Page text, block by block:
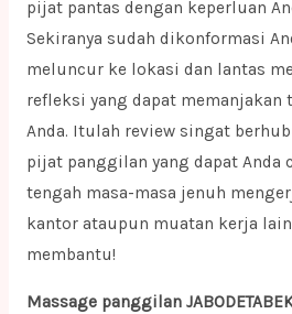
pijat pantas dengan keperluan
Sekiranya sudah dikonformasi
meluncur ke lokasi dan lantas
refleksi yang dapat memanjakan
Anda. Itulah review singat
pijat panggilan yang dapat Anda
tengah masa-masa jenuh
kantor ataupun muatan kerja
membantu!
Massage panggilan